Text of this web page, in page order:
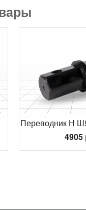
Переводник Н
4905